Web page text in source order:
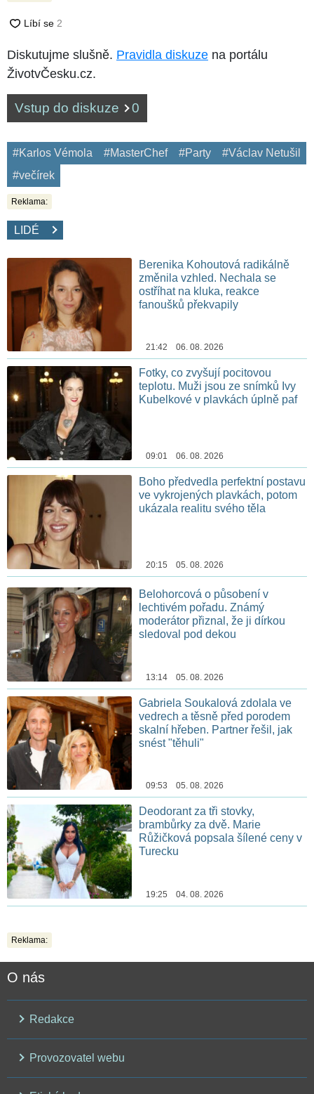
Diskutujme slušně. Pravidla diskuze na portálu
ŽivotvČesku.cz.
Vstup do diskuze 0
#Karlos Vémola #MasterChef #Party
#Václav Netušil
#večírek
Reklama:
LIDÉ
Berenika Kohoutová radikálně
změnila vzhled. Nechala se
ostříhat na kluka, reakce
fanoušků překvapily
21:42 06. 08. 2026
Fotky, co zvyšují pocitovou
teplotu. Muži jsou ze snímků Ivy
Kubelkové v plavkách úplně paf
09:01 06. 08. 2026
Boho předvedla perfektní postavu
ve vykrojených plavkách, potom
ukázala realitu svého těla
20:15 05. 08. 2026
Belohorcová o působení v
lechtivém pořadu. Známý
moderátor přiznal, že ji dírkou
sledoval pod dekou
13:14 05. 08. 2026
Gabriela Soukalová zdolala ve
vedrech a těsně před porodem
skalní hřeben. Partner řešil, jak
snést "těhuli"
09:53 05. 08. 2026
Deodorant za tři stovky,
brambůrky za dvě. Marie
Růžičková popsala šílené ceny v
Turecku
19:25 04. 08. 2026
Reklama:
O nás
Redakce
Provozovatel webu